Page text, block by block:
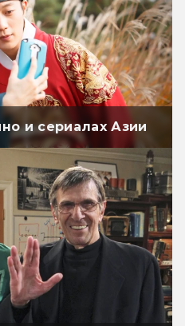
и сериалах Азии